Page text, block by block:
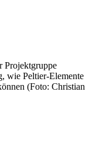
Projektgruppe
wie Peltier-Elemente
(Foto: Christian